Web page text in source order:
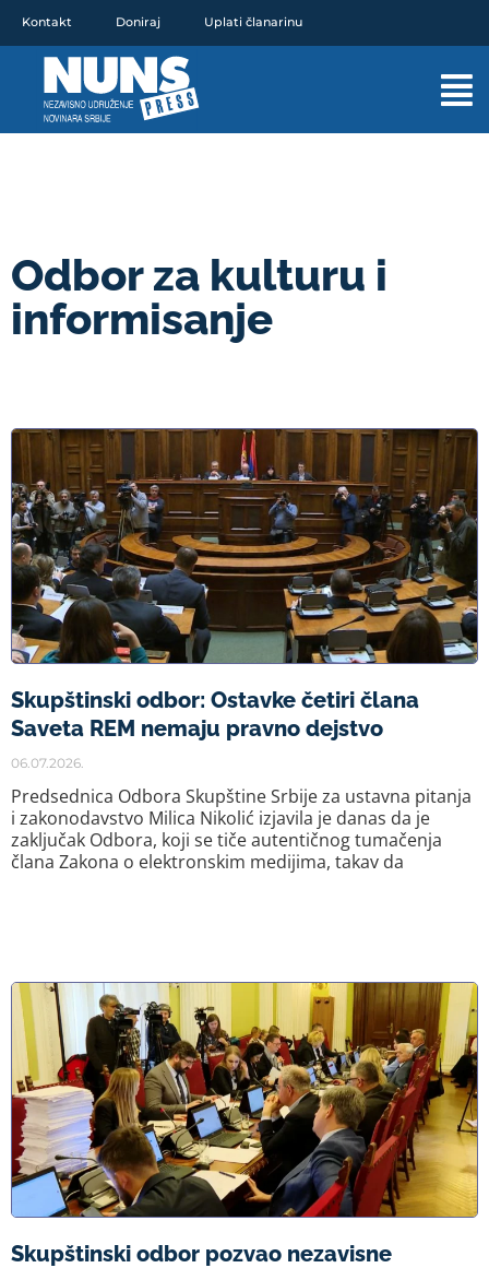
sadržaj
Kontakt Doniraj Uplati članarinu
Odbor za kulturu i
informisanje
Skupštinski odbor: Ostavke četiri člana
Saveta REM nemaju pravno dejstvo
06.07.2026.
Predsednica Odbora Skupštine Srbije za ustavna pitanja
i zakonodavstvo Milica Nikolić izjavila je danas da je
zaključak Odbora, koji se tiče autentičnog tumačenja
člana Zakona o elektronskim medijima, takav da
Skupštinski odbor pozvao nezavisne
STRANICA
STRANICA